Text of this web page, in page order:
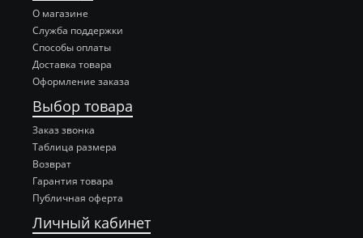
О магазине
Служба поддержки
Способы оплаты
Доставка товара
Оформление заказа
Выбор товара
Заказ звонка
Таблица размера
Возврат
Гарантия товара
Публичная оферта
Личный кабинет